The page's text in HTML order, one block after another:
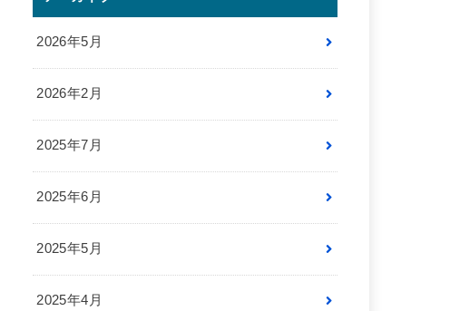
2026年5月
2026年2月
2025年7月
2025年6月
2025年5月
2025年4月